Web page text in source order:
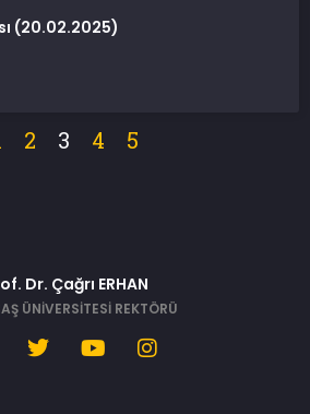
(20.02.2025)
2 3 4 5
Dr. Çağrı ERHAN
ÜNİVERSİTESİ REKTÖRÜ